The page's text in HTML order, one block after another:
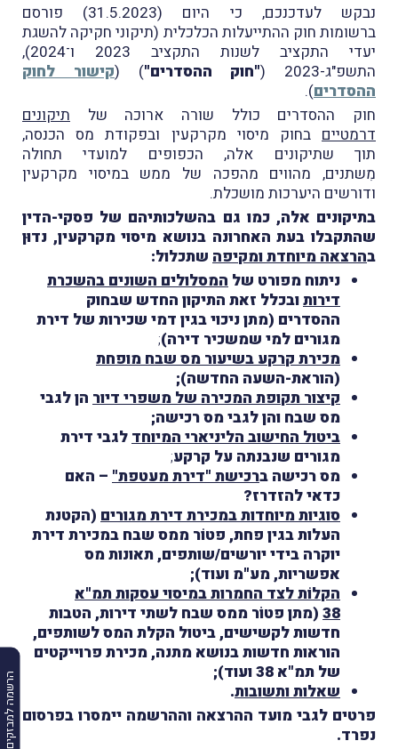
הרשמה למבזקים
נבקש לעדכנכם, כי היום (31.5.2023) פורסם
ברשומות חוק ההתייעלות הכלכלית (תיקוני חקיקה להשגת
יעדי התקציב לשנות התקציב 2023 ו־2024),
התשפ"ג-2023 (
"חוק ההסדרים") (קישור לחוק
ההסדרים).
חוק ההסדרים כולל שורה ארוכה של תיקונים
דרמטיים בחוק מיסוי מקרקעין ובפקודת מס הכנסה,
תוך שתיקונים אלה, הכפופים למועדי תחולה
מִשתנים, מהווים מהפכה של ממש במיסוי מקרקעין
ודורשים היערכות מושכלת.
בתיקונים אלה, כמו גם בהשלכותיהם של פסקי-הדין
שהתקבלו בעת האחרונה בנושא מיסוי מקרקעין, נדוּן
בהרצאה מיוחדת ומקיפה שתכלול:
ניתוח מפורט של המסלולים השונים בהשכרת
דירותובכלל זאת התיקון החדש שבחוק
ההסדרים (מתן ניכוי בגין דמי שכירות של דירת
מגורים למי שמשכיר דירה);
מכירת קרקע בשיעור מס שבח מופחת
(הוראת-השעה החדשה);
קיצור תקופת המכירה של משפרי דיור הן לגבי
מס שבח והן לגבי מס רכישה;
ביטול החישוב הליניארי המיוחד לגבי דירת
מגורים שנבנתה על קרקע;
מס רכישה ברכישת "דירת מעטפת" – האם
כדאי להזדרז?
סוגיות מיוחדות במכירת דירת מגורים (הקטנת
העלות בגין פחת, פטוֹר ממס שבח במכירת דירת
יוקרה בידי יורשים/שותפים, תאונות מס
אפשריות, מע"מ ועוד);
הקלוֹת לצד החמרות במיסוי עסקות תמ"א
38
(מתן פטוֹר ממס שבח לשתי דירות, הטבות
חדשות לקשישים, ביטול הקלת המס לשותפים,
הוראות חדשות בנושא מתנה, מכירת פרוייקטים
של תמ"א 38 ועוד);
שאלות ותשובות.
פרטים לגבי מועד ההרצאה וההרשמה יימסרו בפרסום
נפרד.